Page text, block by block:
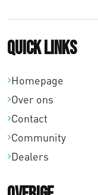
Quick links
Homepage
Over ons
Contact
Community
Dealers